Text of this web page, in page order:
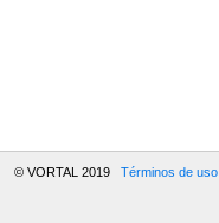
© VORTAL 2019 Términos de uso